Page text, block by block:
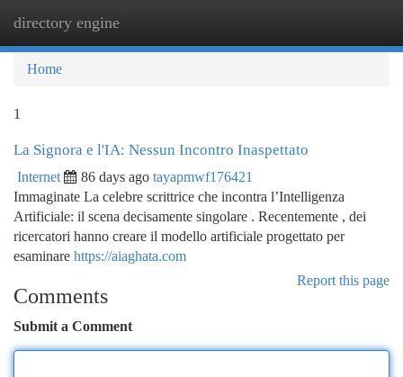
directory engine
Home
1
La Signora e l'IA: Nessun Incontro Inaspettato
Internet 86 days ago tayapmwf176421
Immaginate La celebre scrittrice che incontra l’Intelligenza
Artificiale: il scena decisamente singolare . Recentemente , dei
ricercatori hanno creare il modello artificiale progettato per
esaminare https://aiaghata.com
Report this page
Comments
Submit a Comment